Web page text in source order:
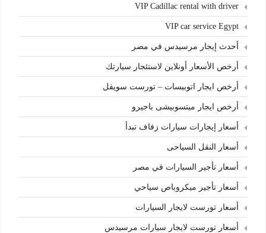
VIP Cadillac rental with driver
VIP car service Egypt
أحدث إيجار مرسيدس في مصر
أرخص الأسعار أونلاين لاستئجار سيارتك
أرخص ايجار اتوبيسات – تورست سويفل
أرخص ايجار ميتسوبيشى باجيرو
أسعار إيجارات سيارات زفاف تبدأ
أسعار النقل السياحى
أسعار تأجير السيارات في مصر
أسعار تأجير ميكروباص سياحي
أسعار تورست لايجار السيارات
أسعار تورست لايجار سيارات مرسيدس